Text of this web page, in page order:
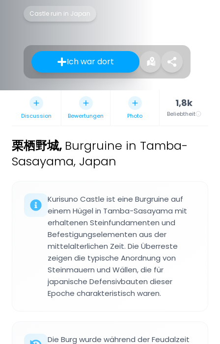
Castle ruin in Japan
Ich war dort
Discussion Bewertungen Photo
1,8k
Beliebtheit
栗栖野城, Burgruine in Tamba-
Sasayama, Japan
Kurisuno Castle ist eine Burgruine auf
einem Hügel in Tamba-Sasayama mit
erhaltenen Steinfundamenten und
Befestigungselementen aus der
mittelalterlichen Zeit. Die Überreste
zeigen die typische Anordnung von
Steinmauern und Wällen, die für
japanische Defensivbauten dieser
Epoche charakteristisch waren.
Die Burg wurde während der Feudalzeit